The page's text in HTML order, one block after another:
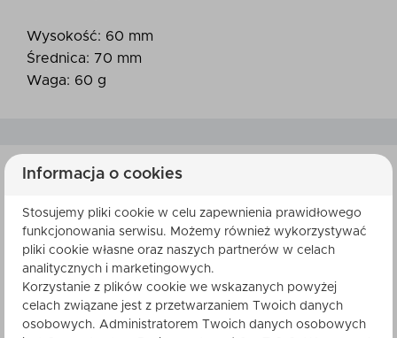
Wysokość: 60 mm
Średnica: 70 mm
Waga: 60 g
SKŁADNIKI
Nikt do tej pory nie ocenił tego produktu.
Informacja o cookies
Stosujemy pliki cookie w celu zapewnienia prawidłowego
funkcjonowania serwisu. Możemy również wykorzystywać
pliki cookie własne oraz naszych partnerów w celach
analitycznych i marketingowych.
Korzystanie z plików cookie we wskazanych powyżej
celach związane jest z przetwarzaniem Twoich danych
osobowych. Administratorem Twoich danych osobowych